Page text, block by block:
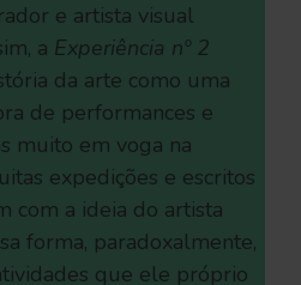
e artista visual
a Experiência nº 2
da arte como uma
de performances e
muito em voga na
expedições e escritos
com a ideia do artista
forma, paradoxalmente,
que ele próprio